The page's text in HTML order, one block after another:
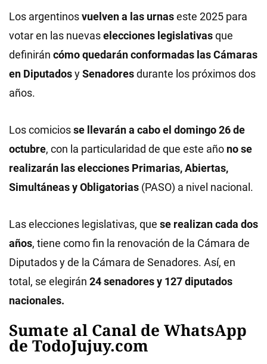
Los argentinosvuelven a las urnaseste 2025 para
votar en las nuevaselecciones legislativasque
definirán cómo quedarán conformadas las Cámaras
en DiputadosySenadoresdurante los próximos dos
años.
Los comiciosse llevarán a cabo el domingo 26 de
octubre, con la particularidad de que este año no se
realizarán las elecciones Primarias, Abiertas,
Simultáneas y Obligatorias (PASO) a nivel nacional.
Las elecciones legislativas, que se realizancada dos
años, tiene como fin la renovación de la Cámara de
Diputados y de la Cámara de Senadores. Así, en
total, se elegirán 24 senadores y 127 diputados
nacionales.
Sumate al Canal de WhatsApp
de TodoJujuy.com